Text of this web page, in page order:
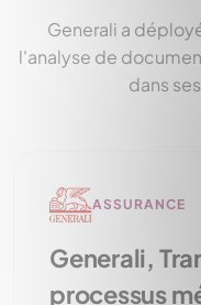
Generali a
l'analyse de
dans
ASSURANCE
Generali,
processus